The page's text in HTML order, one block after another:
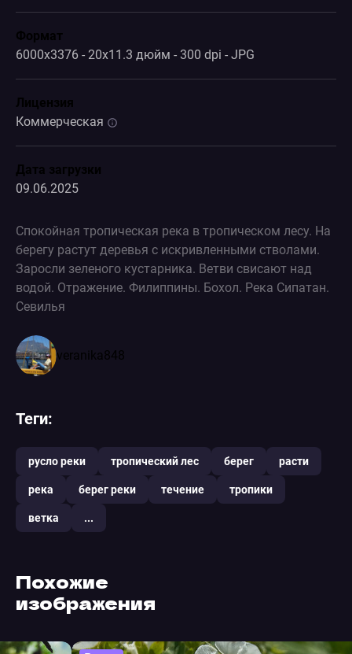
Формат
6000x3376 - 20x11.3 дюйм - 300 dpi - JPG
Лицензия
Коммерческая
Дата загрузки
09.06.2025
Спокойная тропическая река в тропическом лесу. На
берегу растут деревья с искривленными стволами.
Заросли зеленого кустарника. Ветви свисают над
водой. Отражение. Филиппины. Бохол. Река Сипатан.
Севилья
veranika848
Теги:
русло реки тропический лес берег расти
река берег реки течение тропики
ветка ...
Похожие
изображения